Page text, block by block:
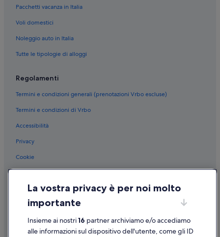
Castellabate: Ville
Castellabate: B&B
Castellabate: Ostelli
Castellabate: Resort
Castellabate: Cottage
Castellabate: Resort con appartamenti
Castellabate: Inn
Castellabate: Appartamenti
Spiaggia della Grotta di San Marco: hotel nelle vicinanze
Centro Storico di Castellabate: hotel
Castellabate: hotel
Castello dell'Abate: hotel nelle vicinanze
Santa Maria di Castellabate: hotel
Santa Maria di Castellabate: Hotel sulla spiaggia
Pacchetti vacanza in Italia
Voli domestici
Noleggio auto in Italia
Tutte le tipologie di alloggi
Regolamenti
Termini e condizioni generali (prenotazioni Vrbo escluse)
Termini e condizioni di Vrbo
Accessibilità
Privacy
Cookie
Informazioni legali/Contatti
Linee guida sui contenuti e segnalazione dei contenuti
Supporto
La vostra privacy è per noi molto
importante
Insieme ai nostri16 partner archiviamo e/o accediamo
alle informazioni sul dispositivo dell'utente, come gli ID